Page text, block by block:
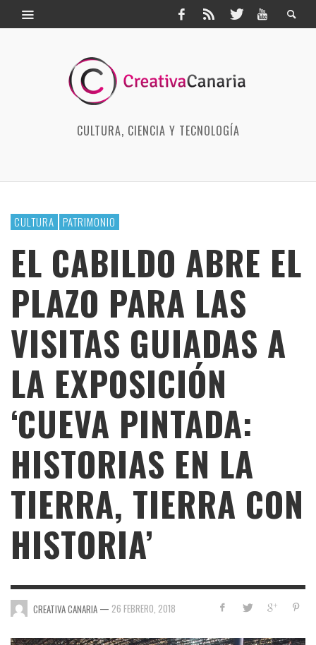
CULTURA, CIENCIA Y TECNOLOGÍA
CULTURA PATRIMONIO
EL CABILDO ABRE EL
PLAZO PARA LAS
VISITAS GUIADAS A
LA EXPOSICIÓN
‘CUEVA PINTADA:
HISTORIAS EN LA
TIERRA, TIERRA CON
HISTORIA’
CREATIVA CANARIA — 26 FEBRERO, 2018